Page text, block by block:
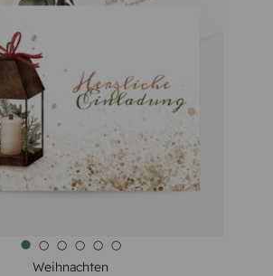
Weihnachten